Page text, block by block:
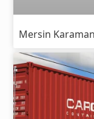
Mersin